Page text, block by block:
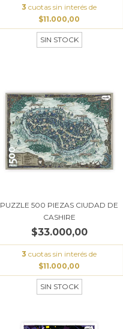
3 cuotas sin interés de
$11.000,00
SIN STOCK
PUZZLE 500 PIEZAS CIUDAD DE
CASHIRE
$33.000,00
3 cuotas sin interés de
$11.000,00
SIN STOCK